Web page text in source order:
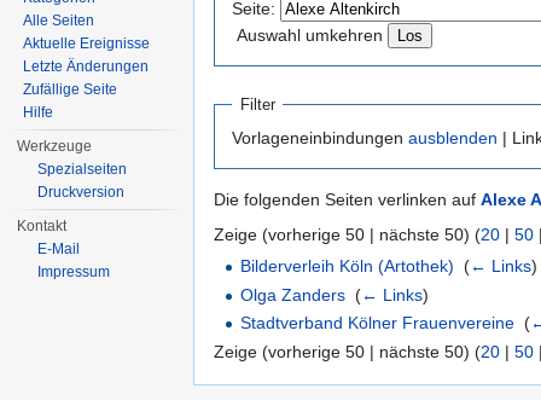
Seite:
Auswahl umkehren
Filter
Vorlageneinbindungen ausblenden |
Die folgenden Seiten verlinken auf Alexe
Zeige (vorherige 50 | nächste 50) (20 | 50
Bilderverleih Köln (Artothek)
(← Links)
Olga Zanders (← Links)
Stadtverband Kölner Frauenvereine (
Zeige (vorherige 50 | nächste 50) (20 | 50
Alle Seiten
Aktuelle Ereignisse
Letzte Änderungen
Zufällige Seite
Hilfe
Werkzeuge
Spezialseiten
Druckversion
Kontakt
E-Mail
Impressum